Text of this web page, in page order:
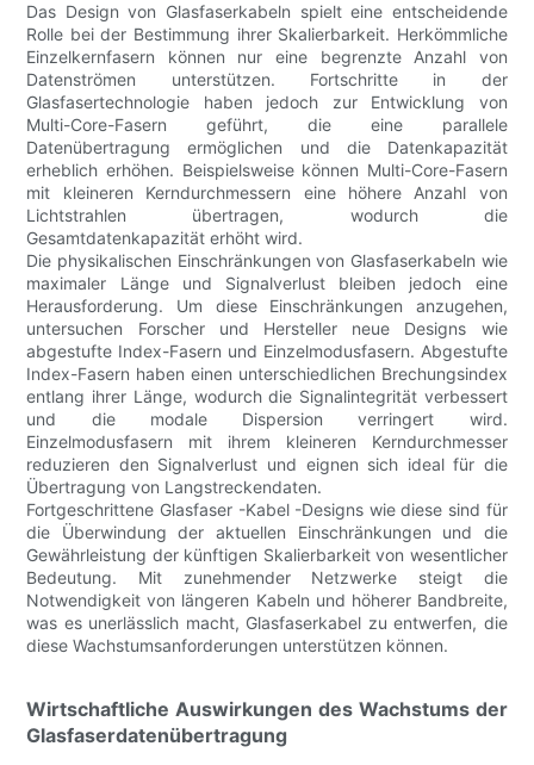
Das Design von Glasfaserkabeln spielt eine entscheidende
Rolle bei der Bestimmung ihrer Skalierbarkeit. Herkömmliche
Einzelkernfasern können nur eine begrenzte Anzahl von
Datenströmen unterstützen. Fortschritte in der
Glasfasertechnologie haben jedoch zur Entwicklung von
Multi-Core-Fasern geführt, die eine parallele
Datenübertragung ermöglichen und die Datenkapazität
erheblich erhöhen. Beispielsweise können Multi-Core-Fasern
mit kleineren Kerndurchmessern eine höhere Anzahl von
Lichtstrahlen übertragen, wodurch die
Gesamtdatenkapazität erhöht wird.
Die physikalischen Einschränkungen von Glasfaserkabeln wie
maximaler Länge und Signalverlust bleiben jedoch eine
Herausforderung. Um diese Einschränkungen anzugehen,
untersuchen Forscher und Hersteller neue Designs wie
abgestufte Index-Fasern und Einzelmodusfasern. Abgestufte
Index-Fasern haben einen unterschiedlichen Brechungsindex
entlang ihrer Länge, wodurch die Signalintegrität verbessert
und die modale Dispersion verringert wird.
Einzelmodusfasern mit ihrem kleineren Kerndurchmesser
reduzieren den Signalverlust und eignen sich ideal für die
Übertragung von Langstreckendaten.
Fortgeschrittene Glasfaser -Kabel -Designs wie diese sind für
die Überwindung der aktuellen Einschränkungen und die
Gewährleistung der künftigen Skalierbarkeit von wesentlicher
Bedeutung. Mit zunehmender Netzwerke steigt die
Notwendigkeit von längeren Kabeln und höherer Bandbreite,
was es unerlässlich macht, Glasfaserkabel zu entwerfen, die
diese Wachstumsanforderungen unterstützen können.
Wirtschaftliche Auswirkungen des Wachstums der
Glasfaserdatenübertragung